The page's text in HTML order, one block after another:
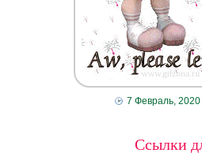
7 Февраль, 2020
Ссылки